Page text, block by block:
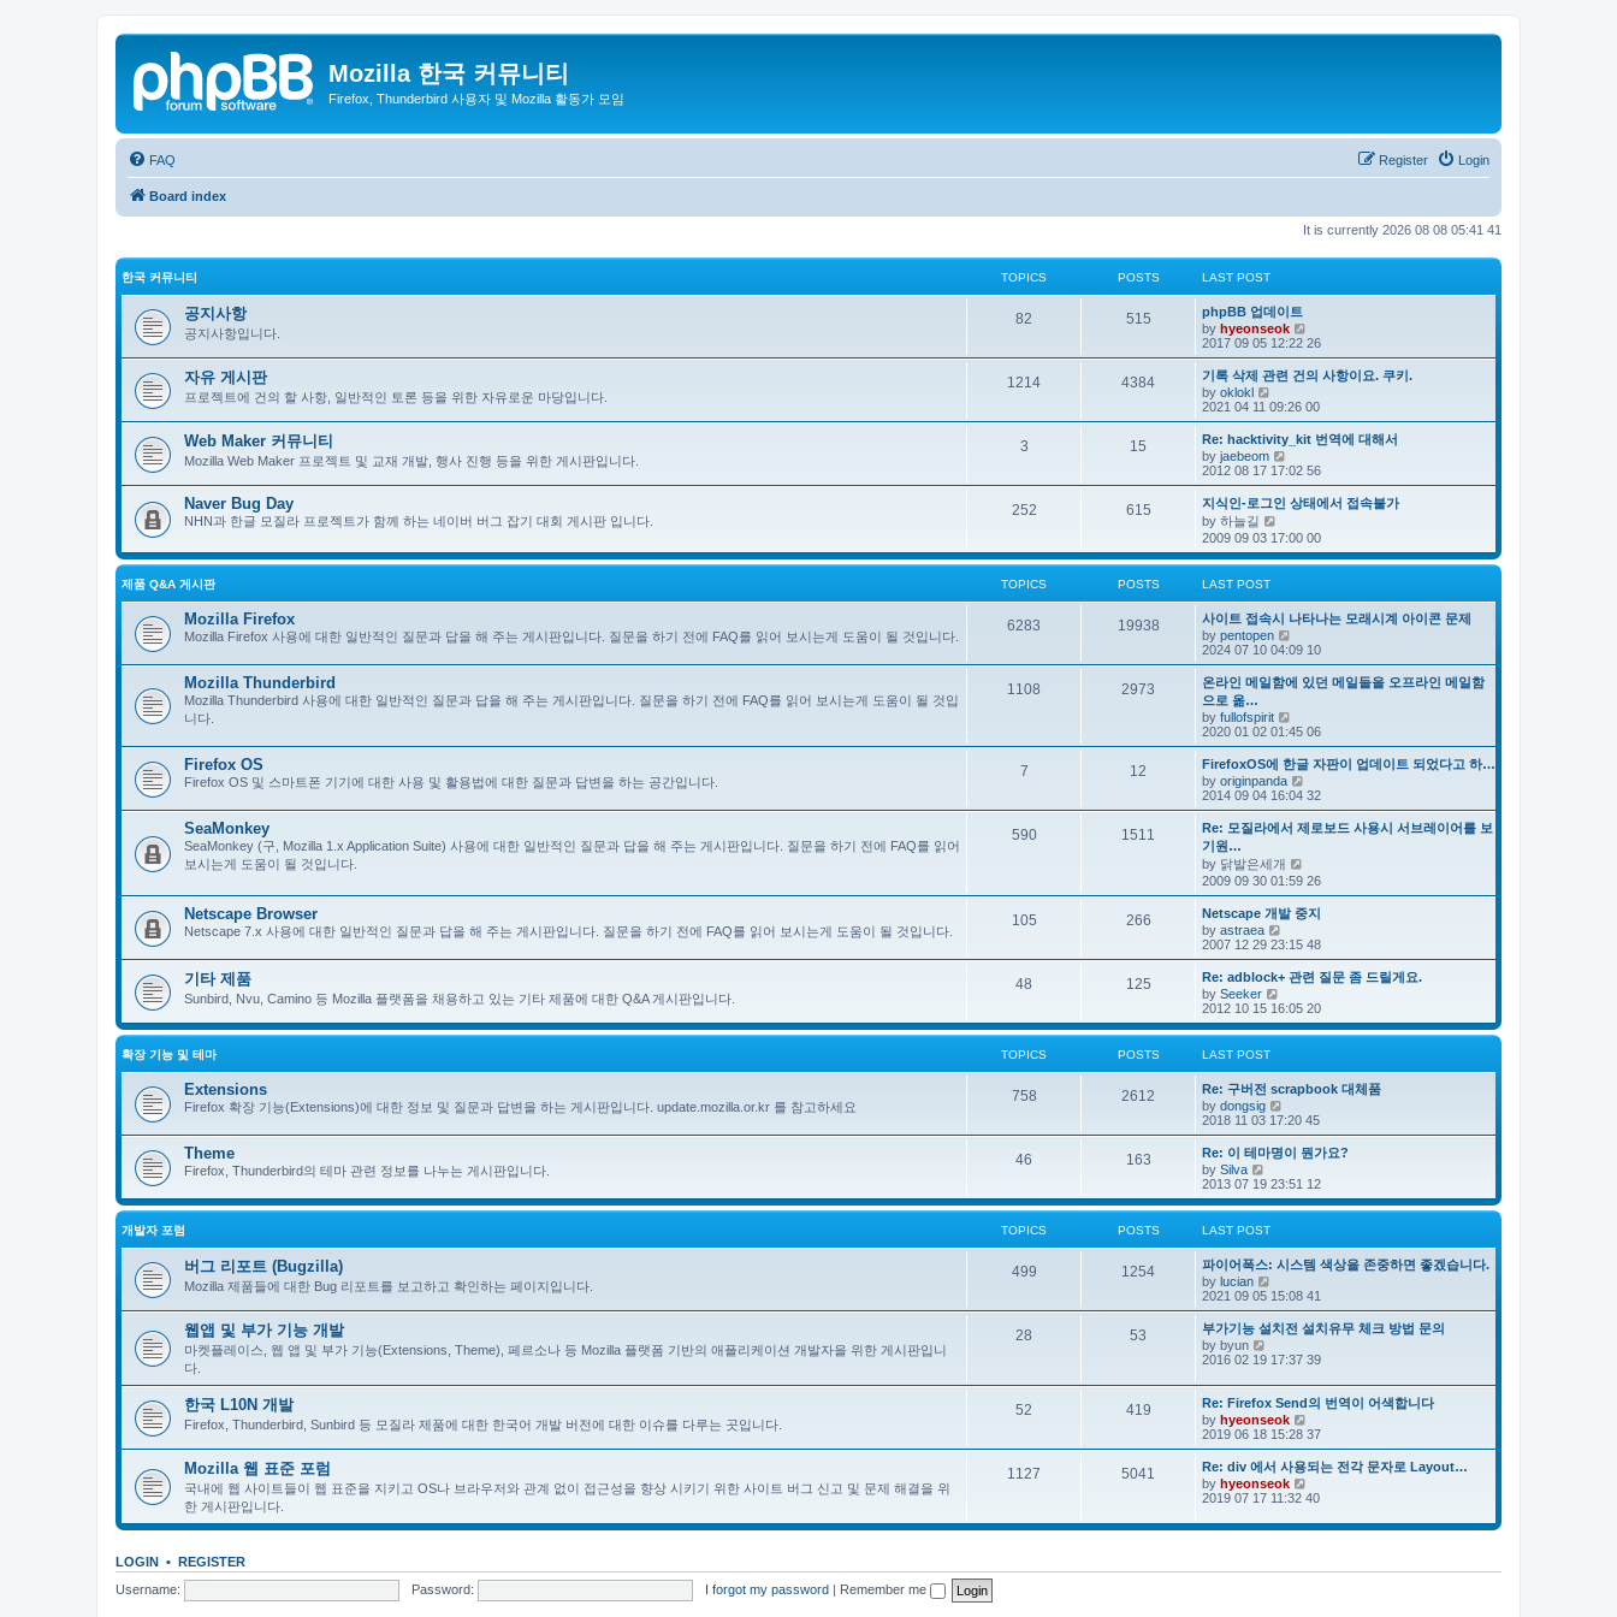
Mozilla 한국 커뮤니티
Firefox, Thunderbird 사용자 및 Mozilla 활동가 모임
FAQ Login
Register
Board index
It is currently 2026 08 08 05:41 41
한국 커뮤니티 TOPICS POSTS LAST POST
공지사항
공지사항입니다.
82 515
phpBB 업데이트
by hyeonseok
i
e
w
t
h
e
l
a
e
s
t
p
s
t
2017 09 05 12:22 26
자유 게시판
프로젝트에 건의 할 사항, 일반적인 토론 등을 위한 자유로운 마당입니다.
1214 4384
기록 삭제 관련 건의 사항이요. 쿠키.
by oklokl
i
e
w
t
h
e
l
a
t
e
s
t
s
t
2021 04 11 09:26 00
Web Maker 커뮤니티
Mozilla Web Maker 프로젝트 및 교재 개발, 행사 진행 등을 위한 게시판입니다.
3 15
Re: hacktivity_kit 번역에 대해서
by jaebeom
i
e
w
e
l
a
e
s
t
p
o
s
t
2012 08 17 17:02 56
Naver Bug Day
NHN과 한글 모질라 프로젝트가 함께 하는 네이버 버그 잡기 대회 게시판 입니다.
252 615
지식인-로그인 상태에서 접속불가
by 하늘길
i
w
e
l
a
t
e
s
t
o
s
t
2009 09 03 17:00 00
제품 Q&A 게시판 TOPICS POSTS LAST POST
Mozilla Firefox
Mozilla Firefox 사용에 대한 일반적인 질문과 답을 해 주는 게시판입니다. 질문을 하기 전에 FAQ를 읽어 보시는게 도움이 될 것입니다.
6283 19938
사이트 접속시 나타나는 모래시계 아이콘 문제
by pentopen
i
e
w
t
l
a
t
e
s
t
p
o
t
2024 07 10 04:09 10
Mozilla Thunderbird
Mozilla Thunderbird 사용에 대한 일반적인 질문과 답을 해 주는 게시판입니다. 질문을 하기 전에 FAQ를 읽어 보시는게 도움이 될 것입
니다.
1108 2973
온라인 메일함에 있던 메일들을 오프라인 메일함
으로 옮…
by fullofspirit
i
e
w
t
h
e
l
a
e
s
t
o
t
2020 01 02 01:45 06
Firefox OS
Firefox OS 및 스마트폰 기기에 대한 사용 및 활용법에 대한 질문과 답변을 하는 공간입니다.
7 12
FirefoxOS에 한글 자판이 업데이트 되었다고 하…
by originpanda
i
e
w
t
l
a
t
e
s
o
t
2014 09 04 16:04 32
SeaMonkey
SeaMonkey (구, Mozilla 1.x Application Suite) 사용에 대한 일반적인 질문과 답을 해 주는 게시판입니다. 질문을 하기 전에 FAQ를 읽어
보시는게 도움이 될 것입니다.
590 1511
Re: 모질라에서 제로보드 사용시 서브레이어를 보
기원…
by 닭발은세개
w
t
e
l
a
e
s
t
t
2009 09 30 01:59 26
Netscape Browser
Netscape 7.x 사용에 대한 일반적인 질문과 답을 해 주는 게시판입니다. 질문을 하기 전에 FAQ를 읽어 보시는게 도움이 될 것입니다.
105 266
Netscape 개발 중지
by astraea
i
e
w
t
h
e
l
e
s
p
s
t
2007 12 29 23:15 48
기타 제품
Sunbird, Nvu, Camino 등 Mozilla 플랫폼을 채용하고 있는 기타 제품에 대한 Q&A 게시판입니다.
48 125
Re: adblock+ 관련 질문 좀 드릴게요.
by Seeker
i
e
w
l
a
t
e
s
p
s
2012 10 15 16:05 20
확장 기능 및 테마 TOPICS POSTS LAST POST
Extensions
Firefox 확장 기능(Extensions)에 대한 정보 및 질문과 답변을 하는 게시판입니다. update.mozilla.or.kr 를 참고하세요
758 2612
Re: 구버전 scrapbook 대체품
by dongsig
i
e
w
h
e
l
e
s
p
s
t
2018 11 03 17:20 45
Theme
Firefox, Thunderbird의 테마 관련 정보를 나누는 게시판입니다.
46 163
Re: 이 테마명이 뭔가요?
by Silva
i
e
w
t
l
a
t
e
s
p
s
t
2013 07 19 23:51 12
개발자 포럼 TOPICS POSTS LAST POST
버그 리포트 (Bugzilla)
Mozilla 제품들에 대한 Bug 리포트를 보고하고 확인하는 페이지입니다.
499 1254
파이어폭스: 시스템 색상을 존중하면 좋겠습니다.
by lucian
i
e
w
t
h
e
a
t
e
s
t
p
o
s
2021 09 05 15:08 41
웹앱 및 부가 기능 개발
마켓플레이스, 웹 앱 및 부가 기능(Extensions, Theme), 페르소나 등 Mozilla 플랫폼 기반의 애플리케이션 개발자을 위한 게시판입니
다.
28 53
부가기능 설치전 설치유무 체크 방법 문의
by byun
i
w
t
h
e
a
t
e
s
p
t
2016 02 19 17:37 39
한국 L10N 개발
Firefox, Thunderbird, Sunbird 등 모질라 제품에 대한 한국어 개발 버전에 대한 이슈를 다루는 곳입니다.
52 419
Re: Firefox Send의 번역이 어색합니다
by hyeonseok
i
e
w
t
h
e
a
s
2019 06 18 15:28 37
Mozilla 웹 표준 포럼
국내에 웹 사이트들이 웹 표준을 지키고 OS나 브라우저와 관계 없이 접근성을 향상 시키기 위한 사이트 버그 신고 및 문제 해결을 위
한 게시판입니다.
1127 5041
Re: div 에서 사용되는 전각 문자로 Layout…
by hyeonseok
i
w
e
2019 07 17 11:32 40
LOGIN • REGISTER
Username:
Password: I forgot my password | Remember me